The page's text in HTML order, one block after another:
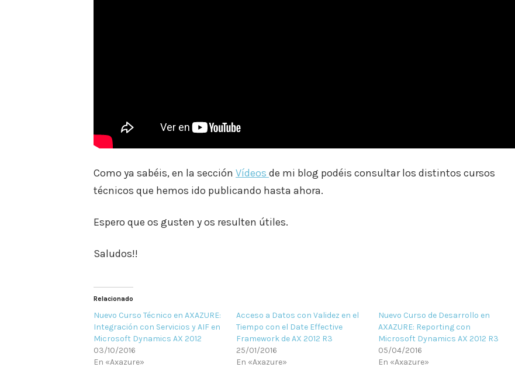
Como ya sabéis, en la sección Vídeos de mi blog podéis consultar los distintos cursos
técnicos que hemos ido publicando hasta ahora.
Espero que os gusten y os resulten útiles.
Saludos!!
Relacionado
Nuevo Curso Técnico en AXAZURE:
Integración con Servicios y AIF en
Microsoft Dynamics AX 2012
03/10/2016
En «Axazure»
Acceso a Datos con Validez en el
Tiempo con el Date Effective
Framework de AX 2012 R3
25/01/2016
En «Axazure»
Nuevo Curso de Desarrollo en
AXAZURE: Reporting con
Microsoft Dynamics AX 2012 R3
05/04/2016
En «Axazure»